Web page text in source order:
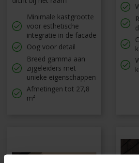
Minimale kastgrootte
voor esthetische
integratie in de facade
Oog voor detail
Breed gamma aan
zijgeleiders met
unieke eigenschappen
Afmetingen tot 27,8
m²